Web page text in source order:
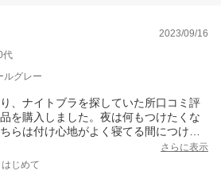
2023/09/16
代
ルグレー
、ナイトブラを探していた所口コミ評
を購入しました。夜は何もつけたくな
らは付け心地がよく寝てる間につけて
入りました。またリピートしたいで
さらに表示
じめて